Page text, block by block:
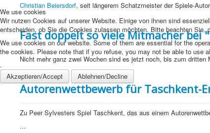
Christian Beiersdorf, seit längerem Schatzmeister der Spiele-
...
Fast doppelt so viele Mitmacher bei
Nicht mehr ganz zwei Wochen sind es jetzt noch, bis zum dritten
...
Autorenwettbewerb für Taschkent-
Zu Peer Sylvesters Spiel Taschkent, das aus einem
...
We use cookies
Wir nutzen Cookies auf unserer Website. Einige von ihnen sind
entscheiden, ob Sie die Cookies zulassen möchten. Bitte beachten
We use cookies on our website. Some of them are essential for the
the cookies. Please note that if you refuse, you may not be able to use
.
Akzeptieren/Accept
Ablehnen/Decline